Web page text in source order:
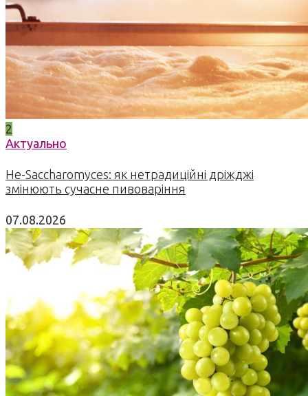
2
Актуально
Не-Saccharomyces: як нетрадиційні дріжджі
змінюють сучасне пивоваріння
07.08.2026